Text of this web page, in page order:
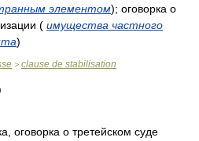
элементом); оговорка о
( имущества частного
)
> clause de stabilisation
оговорка о третейском суде